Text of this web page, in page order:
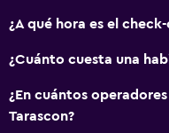
¿A qué hora es el
¿Cuánto cuesta una
¿En cuántos
Tarascon?